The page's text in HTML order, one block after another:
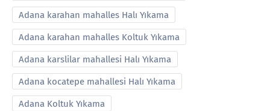
Adana karahan mahalles Halı Yıkama
Adana karahan mahalles Koltuk Yıkama
Adana karslilar mahallesi Halı Yıkama
Adana kocatepe mahallesi Halı Yıkama
Adana Koltuk Yıkama